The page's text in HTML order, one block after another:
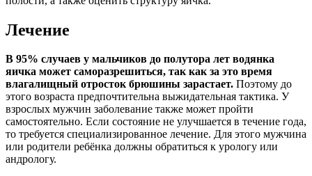
Лечение
В 95% случаев у мальчиков до полутора лет водянка
яичка может саморазрешиться, так как за это время
влагалищный отросток брюшины зарастает. Поэтому до
этого возраста предпочтительна выжидательная тактика. У
взрослых мужчин заболевание также может пройти
самостоятельно. Если состояние не улучшается в течение года,
то требуется специализированное лечение. Для этого мужчина
или родители ребёнка должны обратиться к урологу или
андрологу.